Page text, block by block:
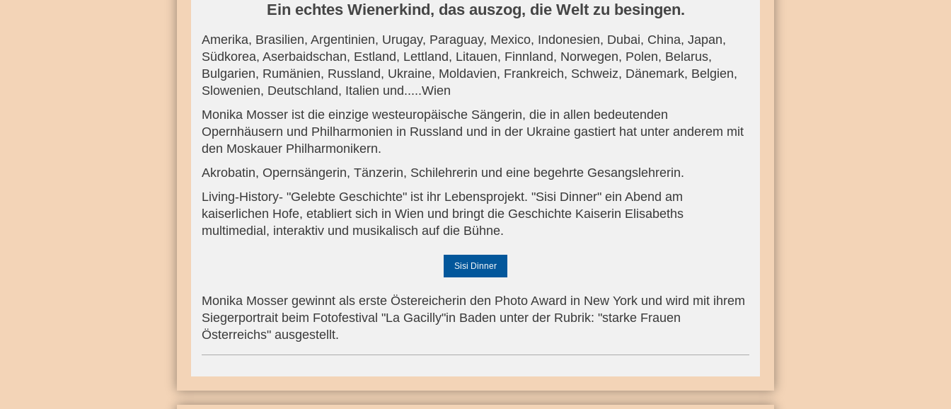
Ein echtes Wienerkind, das auszog, die Welt zu besingen.
Amerika, Brasilien, Argentinien, Urugay, Paraguay, Mexico, Indonesien, Dubai, China, Japan,
Südkorea, Aserbaidschan, Estland, Lettland, Litauen, Finnland, Norwegen, Polen, Belarus,
Bulgarien, Rumänien, Russland, Ukraine, Moldavien, Frankreich, Schweiz, Dänemark, Belgien,
Slowenien, Deutschland, Italien und.....Wien
Monika Mosser ist die einzige westeuropäische Sängerin, die in allen bedeutenden
Opernhäusern und Philharmonien in Russland und in der Ukraine gastiert hat unter anderem mit
den Moskauer Philharmonikern.
Akrobatin, Opernsängerin, Tänzerin, Schilehrerin und eine begehrte Gesangslehrerin.
Living-History- "Gelebte Geschichte" ist ihr Lebensprojekt. "Sisi Dinner" ein Abend am
kaiserlichen Hofe, etabliert sich in Wien und bringt die Geschichte Kaiserin Elisabeths
multimedial, interaktiv und musikalisch auf die Bühne.
Sisi Dinner
Monika Mosser gewinnt als erste Östereicherin den Photo Award in New York und wird mit ihrem
Siegerportrait beim Fotofestival "La Gacilly"in Baden unter der Rubrik: "starke Frauen
Österreichs" ausgestellt.